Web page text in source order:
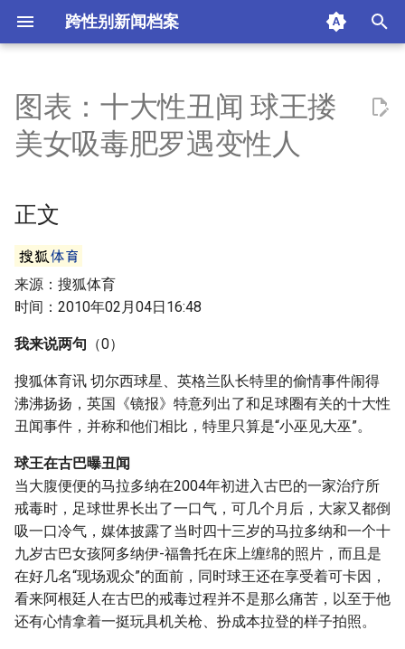
跨性别新闻档案
n
i
t
a
i
i
n
g
e
a
r
c
h
正文
参考资料
摘要与附加信息
附加信息 [Processed Page
图表：十大性丑闻 球王搂
美女吸毒肥罗遇变性人
正文
来源：搜狐体育
时间：2010年02月04日16:48
我来说两句 （0）
搜狐体育讯 切尔西球星、英格兰队长特里的偷情事件闹得
沸沸扬扬，英国《镜报》特意列出了和足球圈有关的十大性
丑闻事件，并称和他们相比，特里只算是“小巫见大巫”。
球王在古巴曝丑闻
当大腹便便的马拉多纳在2004年初进入古巴的一家治疗所
戒毒时，足球世界长出了一口气，可几个月后，大家又都倒
吸一口冷气，媒体披露了当时四十三岁的马拉多纳和一个十
九岁古巴女孩阿多纳伊-福鲁托在床上缠绵的照片，而且是
在好几名“现场观众”的面前，同时球王还在享受着可卡因，
看来阿根廷人在古巴的戒毒过程并不是那么痛苦，以至于他
还有心情拿着一挺玩具机关枪、扮成本拉登的样子拍照。